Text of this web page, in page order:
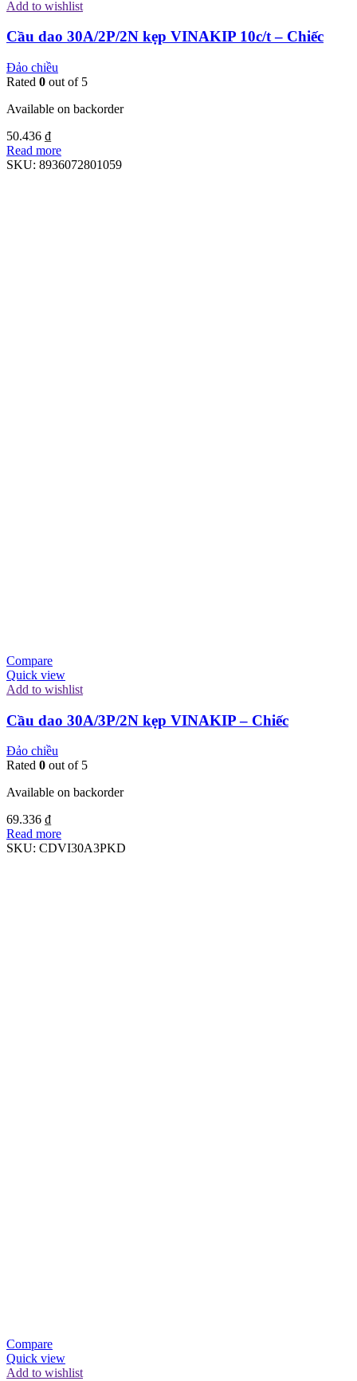
Add to wishlist
Cầu dao 30A/2P/2N kẹp VINAKIP 10c/t – Chiếc
Đảo chiều
Rated 0 out of 5
Available on backorder
50.436 ₫
Read more
SKU: 8936072801059
Compare
Quick view
Add to wishlist
Cầu dao 30A/3P/2N kẹp VINAKIP – Chiếc
Đảo chiều
Rated 0 out of 5
Available on backorder
69.336 ₫
Read more
SKU: CDVI30A3PKD
Compare
Quick view
Add to wishlist